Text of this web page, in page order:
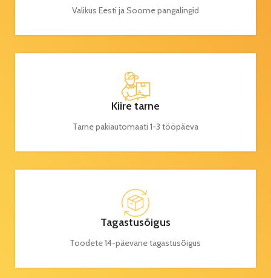
Valikus Eesti ja Soome pangalingid
Kiire tarne
Tarne pakiautomaati 1-3 tööpäeva
Tagastusõigus
Toodete 14-päevane tagastusõigus